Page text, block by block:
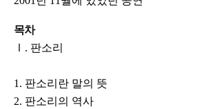
목차
Ⅰ. 판소리
1. 판소리란 말의 뜻
2. 판소리의 역사